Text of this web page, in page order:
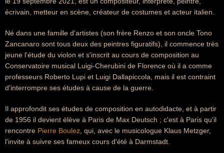
écrivain, metteur en scène, créateur de costumes et acteur italien.
Né dans une famille d'artistes (son frère Renzo et son oncle Tono
Zancanaro sont tous deux des peintres figuratifs), il commence très
jeune l'étude du violon et s'inscrit au cours de composition au
Conservatoire musical Luigi-Cherubini de Florence où il a comme
professeurs Roberto Lupi et Luigi Dallapiccola, mais il est contraint
d'interrompre ses études à cause de la guerre.
Il approfondit ses études de composition en autodidacte, et à partir
de 1956 il devient élève à Paris de Max Deutsch ; c'est à Paris qu'il
rencontre Pierre Boulez , qui, avec le musicologue Klaus Metzger,
l'invite à suivre ses fameux cours d'été à Darmstadt.